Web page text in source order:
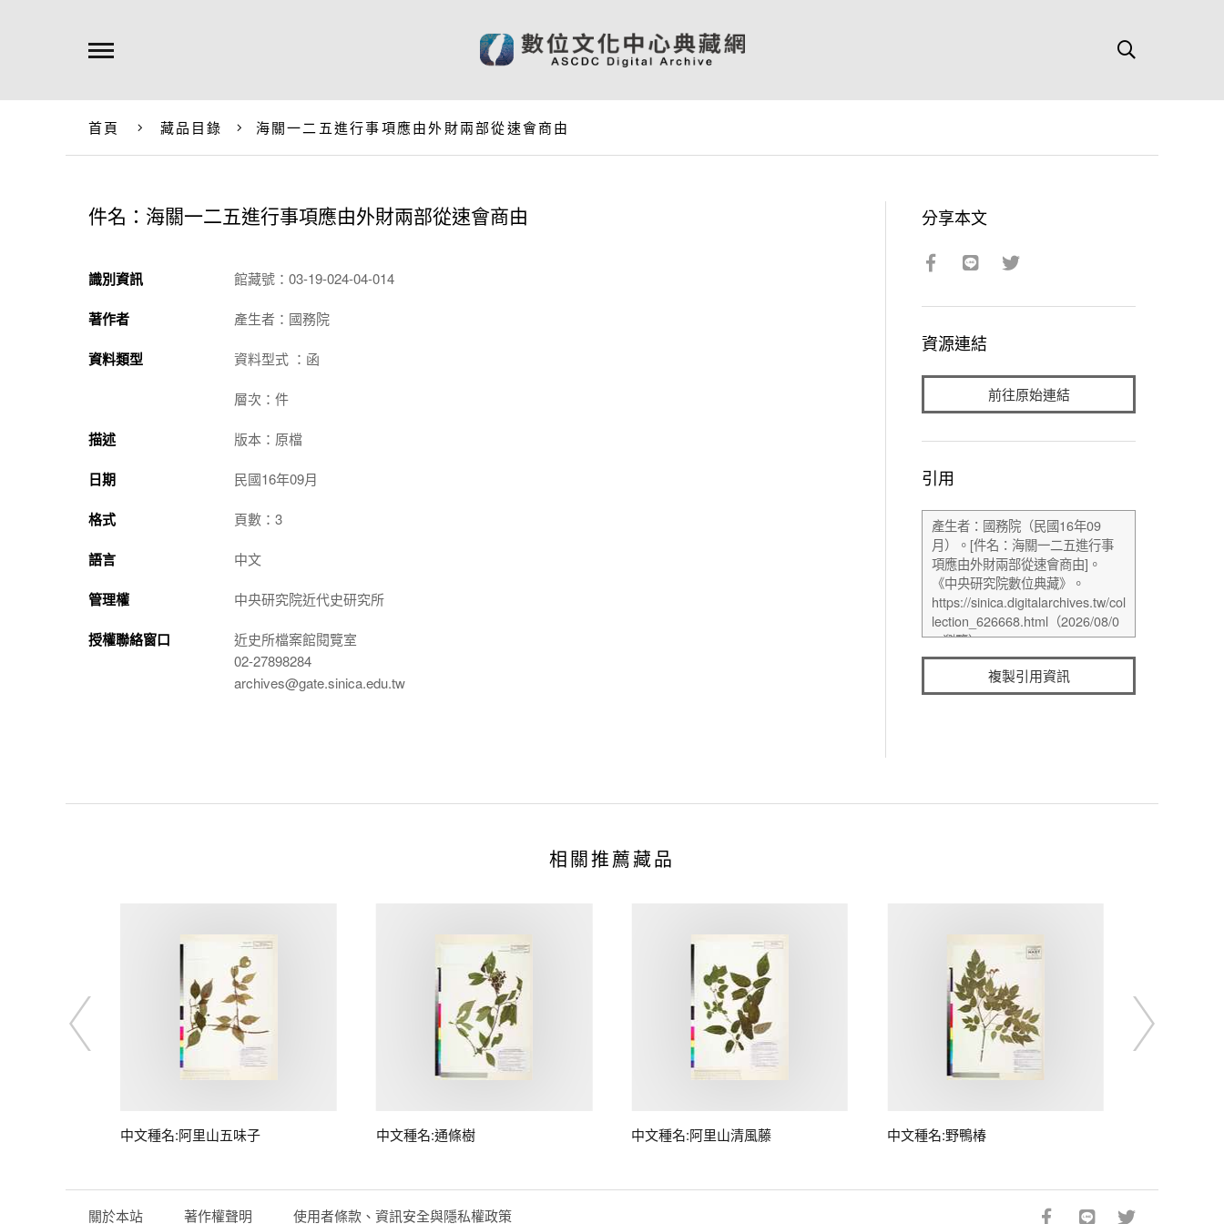
首頁 藏品目錄 海關一二五進行事項應由外財兩部從速會商由
件名：海關一二五進行事項應由外財兩部從速會商由
識別資訊 館藏號：03-19-024-04-014
著作者 產生者：國務院
資料類型 資料型式 ：函
層次：件
描述 版本：原檔
日期 民國16年09月
格式 頁數：3
語言 中文
管理權 中央研究院近代史研究所
授權聯絡窗口
近史所檔案館閱覽室
02-27898284
archives@gate.sinica.edu.tw
分享本文
資源連結
前往原始連結
引用
複製引用資訊
相關推薦藏品
中文種名:阿里山五味子 中文種名:通條樹 中文種名:阿里山清風藤 中文種名:野鴨椿
關於本站 著作權聲明 使用者條款、資訊安全與隱私權政策